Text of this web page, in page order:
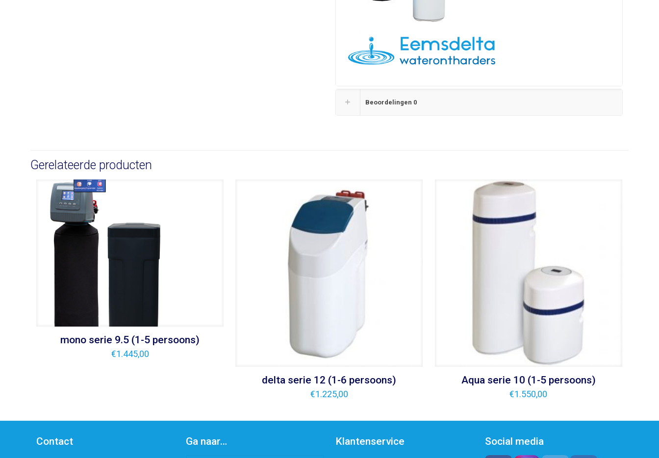
Beoordelingen 0
Gerelateerde producten
mono serie 9.5 (1-5 persoons)
€1.445,00
delta serie 12 (1-6 persoons)
€1.225,00
Aqua serie 10 (1-5 persoons)
€1.550,00
Contact Ga naar… Klantenservice Social media